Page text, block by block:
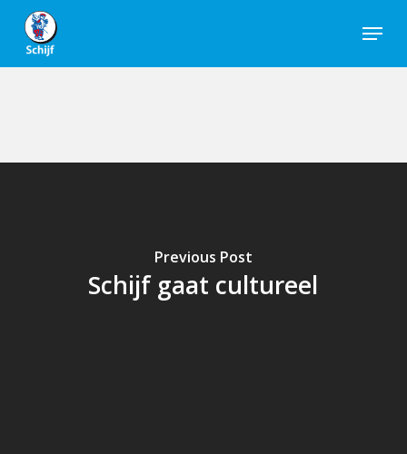
Skip
main
Menu
Previous Post
Schijf gaat cultureel